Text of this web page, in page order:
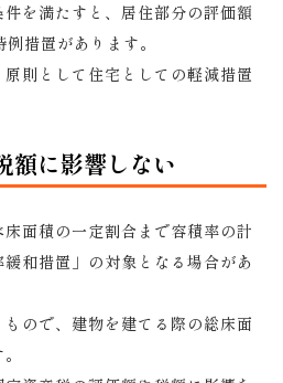
を満たすと、居住部分の評価額
措置があります。
則として住宅としての軽減措置
額に影響しない
面積の一定割合まで容積率の計
和措置」の対象となる場合があ
ので、建物を建てる際の総床面